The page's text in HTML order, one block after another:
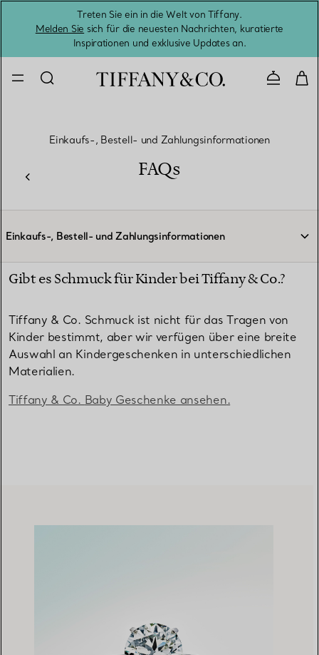
Treten Sie ein in die Welt von Tiffany.
Melden Sie sich für die neuesten Nachrichten, kuratierte
Inspirationen und exklusive Updates an.
Einkaufs-, Bestell- und Zahlungsinformationen
FAQs
Einkaufs-, Bestell- und Zahlungsinformationen
Gibt es Schmuck für Kinder bei Tiffany & Co.?
Tiffany & Co. Schmuck ist nicht für das Tragen von
Kinder bestimmt, aber wir verfügen über eine breite
Auswahl an Kindergeschenken in unterschiedlichen
Materialien.
Tiffany & Co. Baby Geschenke ansehen.